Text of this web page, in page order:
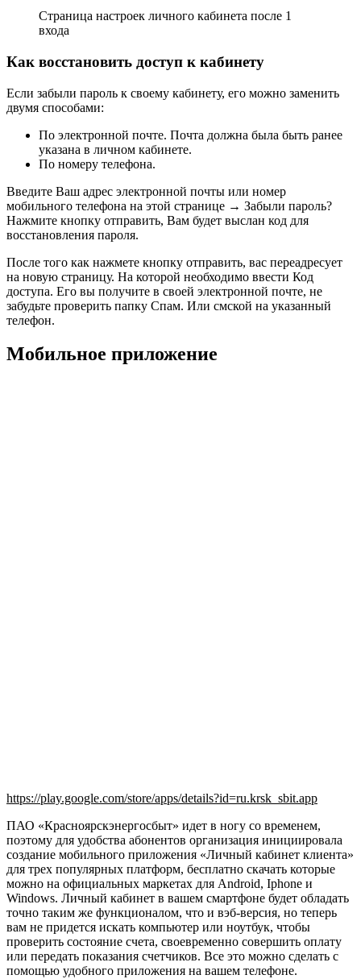
Страница настроек личного кабинета после 1
входа
Как восстановить доступ к кабинету
Если забыли пароль к своему кабинету, его можно заменить
двумя способами:
По электронной почте. Почта должна была быть ранее
указана в личном кабинете.
По номеру телефона.
Введите Ваш адрес электронной почты или номер
мобильного телефона на этой странице → Забыли пароль?
Нажмите кнопку отправить, Вам будет выслан код для
восстановления пароля.
После того как нажмете кнопку отправить, вас переадресует
на новую страницу. На которой необходимо ввести Код
доступа. Его вы получите в своей электронной почте, не
забудьте проверить папку Спам. Или смской на указанный
телефон.
Мобильное приложение
https://play.google.com/store/apps/details?id=ru.krsk_sbit.app
ПАО «Красноярскэнергосбыт» идет в ногу со временем,
поэтому для удобства абонентов организация инициировала
создание мобильного приложения «Личный кабинет клиента»
для трех популярных платформ, бесплатно скачать которые
можно на официальных маркетах для Android, Iphone и
Windows. Личный кабинет в вашем смартфоне будет обладать
точно таким же функционалом, что и вэб-версия, но теперь
вам не придется искать компьютер или ноутбук, чтобы
проверить состояние счета, своевременно совершить оплату
или передать показания счетчиков. Все это можно сделать с
помощью удобного приложения на вашем телефоне.